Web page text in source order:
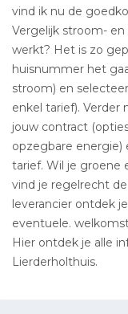
vind ik nu de
Vergelijk stroom-
werkt? Het is zo
huisnummer het
stroom) en
enkel tarief). Verder
jouw contract
opzegbare energie)
tarief. Wil je groene
vind je regelrecht
leverancier ontdek
eventuele.
Hier ontdek je alle
Lierderholthuis.